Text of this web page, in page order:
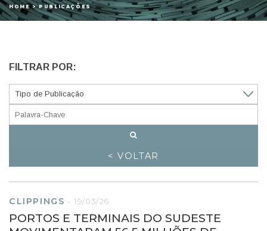
HOME > PUBLICAÇÕES
FILTRAR POR:
< VOLTAR
CLIPPINGS -19/03/26
PORTOS E TERMINAIS DO SUDESTE